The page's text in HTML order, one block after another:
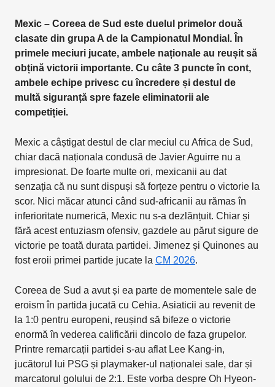
Mexic – Coreea de Sud este duelul primelor două
clasate din grupa A de la Campionatul Mondial. În
primele meciuri jucate, ambele naționale au reușit să
obțină victorii importante. Cu câte 3 puncte în cont,
ambele echipe privesc cu încredere și destul de
multă siguranță spre fazele eliminatorii ale
competiției.
Mexic a câștigat destul de clar meciul cu Africa de Sud,
chiar dacă naționala condusă de Javier Aguirre nu a
impresionat. De foarte multe ori, mexicanii au dat
senzația că nu sunt dispuși să forțeze pentru o victorie la
scor. Nici măcar atunci când sud-africanii au rămas în
inferioritate numerică, Mexic nu s-a dezlănțuit. Chiar și
fără acest entuziasm ofensiv, gazdele au părut sigure de
victorie pe toată durata partidei. Jimenez și Quinones au
fost eroii primei partide jucate la CM 2026.
Coreea de Sud a avut și ea parte de momentele sale de
eroism în partida jucată cu Cehia. Asiaticii au revenit de
la 1:0 pentru europeni, reușind să bifeze o victorie
enormă în vederea calificării dincolo de faza grupelor.
Printre remarcații partidei s-au aflat Lee Kang-in,
jucătorul lui PSG și playmaker-ul naționalei sale, dar și
marcatorul golului de 2:1. Este vorba despre Oh Hyeon-